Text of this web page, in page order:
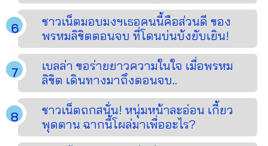
ชาวเน็ตมอบมงฯเธอคนนี้คือส่วนดี ของ
พรหมลิขิตตอนจบ ที่โดนบ่นบ้งยับเยิน!
เบลล่า ขอร่ายยาวความในใจ เมื่อพรหม
ลิขิต เดินทางมาถึงตอนจบ..
ชาวเน็ตถกสนั่น! หนุ่มหน้าละอ่อน เกี้ยว
พุดตาน ฉากนี้โผล่มาเพื่ออะไร?